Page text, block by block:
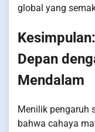
global yang
Depan
Mendalam
Menilik pengaruh
bahwa cahaya